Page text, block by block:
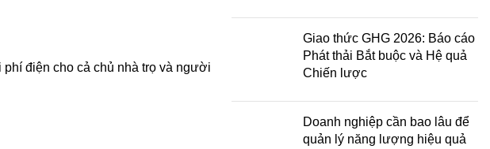
điện cho cả chủ nhà trọ và người
Giao thức GHG 2026: Báo cáo
Phát thải Bắt buộc và Hệ quả
Chiến lược
Doanh nghiệp cần bao lâu để
quản lý năng lượng hiệu quả